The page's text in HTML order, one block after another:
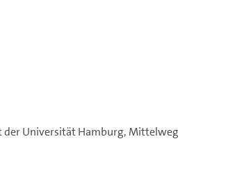
der Universität Hamburg, Mittelweg